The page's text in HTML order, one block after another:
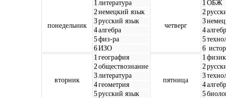
понедельник
1 литература
четверг
1 ОБЖ
2немецкий язык 2
3русский язык 3
4алгебра 4
5физ-ра 5
6ИЗО 6
вторник
1 география
пятница
1
2обществознание 2
3литература 3
4геометрия 4
5русский язык 5